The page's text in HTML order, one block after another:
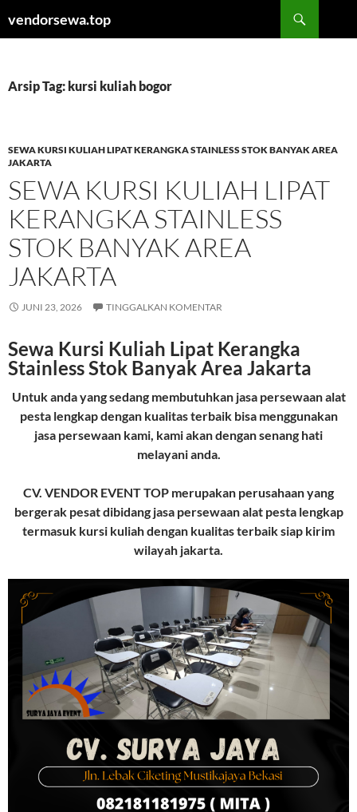
kevendorsewa.top
Arsip Tag: kursi kuliah bogor
SEWA KURSI KULIAH LIPAT KERANGKA STAINLESS STOK BANYAK AREA
JAKARTA
SEWA KURSI KULIAH LIPAT
KERANGKA STAINLESS
STOK BANYAK AREA
JAKARTA
JUNI 23, 2026 TINGGALKAN KOMENTAR
Sewa Kursi Kuliah Lipat Kerangka
Stainless Stok Banyak Area Jakarta
Untuk anda yang sedang membutuhkan jasa persewaan alat
pesta lengkap dengan kualitas terbaik bisa menggunakan
jasa persewaan kami, kami akan dengan senang hati
melayani anda.
CV. VENDOR EVENT TOP merupakan perusahaan yang
bergerak pesat dibidang jasa persewaan alat pesta lengkap
termasuk kursi kuliah dengan kualitas terbaik siap kirim
wilayah jakarta.